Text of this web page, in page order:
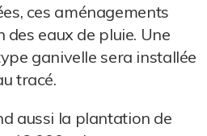
ces aménagements
eaux de pluie. Une
ganivelle sera installée
tracé.
aussi la plantation de